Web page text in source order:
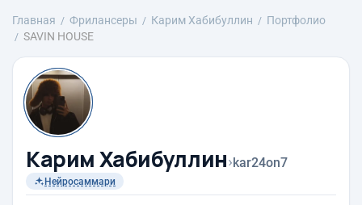
Главная Фрилансеры Карим Хабибуллин
Портфолио
SAVIN HOUSE
Карим Хабибуллин›kar24on7
Нейросаммари